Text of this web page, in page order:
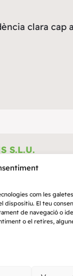
com les
dispositiu. El teu
de navegació o
o el retires,
clara cap
S.L.U.
– 17457 Riudellots
MOVES III,